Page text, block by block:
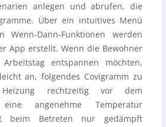
anlegen und abrufen, die
Über ein intuitives Menü
Wenn-Dann-Funktionen werden
App erstellt. Wenn die Bewohner
entspannen möchten,
an, folgendes Covigramm zu
Heizung rechtzeitig vor dem
angenehme Temperatur
beim Betreten nur gedämpft